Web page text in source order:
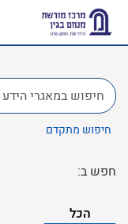
לחפש
ב:
חיפוש מתקדם
חפש ב:
הכל